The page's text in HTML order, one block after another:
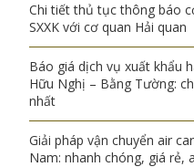
Chi tiết thủ tục thông báo
SXXK với cơ quan Hải quan
Báo giá dịch vụ xuất khẩu
Hữu Nghị – Bằng Tường:
nhất
Giải pháp vận chuyển air
Nam: nhanh chóng, giá rẻ,